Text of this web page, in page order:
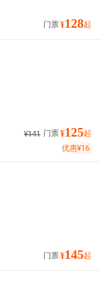
门票¥128起
¥141 门票¥125起
优惠¥16
门票¥145起